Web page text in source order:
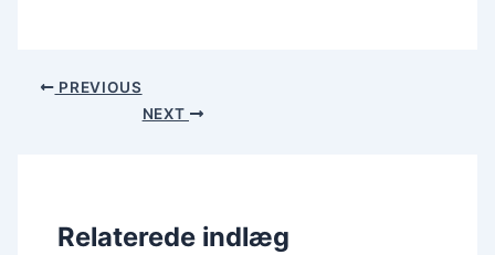
PREVIOUS
NEXT
Relaterede indlæg